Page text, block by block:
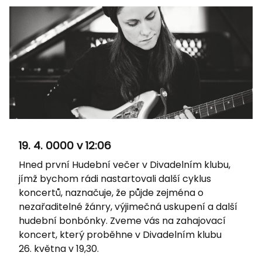
19. 4. 0000 v 12:06
Hned první Hudební večer v Divadelním klubu,
jímž bychom rádi nastartovali další cyklus
koncertů, naznačuje, že půjde zejména o
nezařaditelné žánry, výjimečná uskupení a další
hudební bonbónky. Zveme vás na zahajovací
koncert, který proběhne v Divadelním klubu
26. května v 19,30.